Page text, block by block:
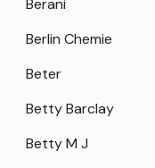
Berani
Berlin Chemie
Beter
Betty Barclay
Betty M J